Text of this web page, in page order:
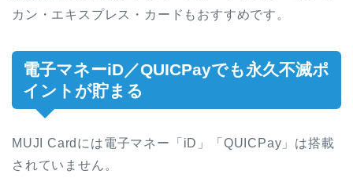
カン・エキスプレス・カードもおすすめです。
電子マネーiD／QUICPayでも永久不滅ポ
イントが貯まる
MUJI Cardには電子マネー「iD」「QUICPay」は搭載
されていません。